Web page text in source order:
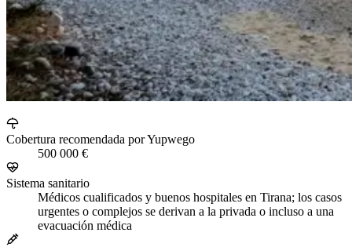
Cobertura recomendada por Yupwego
500 000 €
Sistema sanitario
Médicos cualificados y buenos hospitales en Tirana; los casos
urgentes o complejos se derivan a la privada o incluso a una
evacuación médica